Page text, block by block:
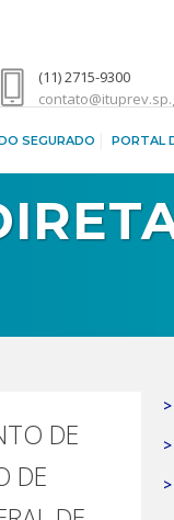
(11) 2715-9300
SEGURADO PORTAL
DE
DE